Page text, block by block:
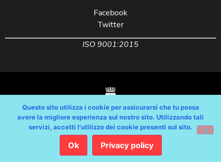
Facebook
Twitter
ISO 9001:2015
Copyright © Comune di Trieste – partita Iva 00210240321 – tutti i diritti
Feedback/ Dichiarazione Accessibilità AGID
Questo sito utilizza i cookie per assicurarsi che tu possa
avere la migliore esperienza sul nostro sito. Utilizzando tali
servizi, accetti l'utilizzo dei cookie presenti sul sito.
Ok Privacy policy